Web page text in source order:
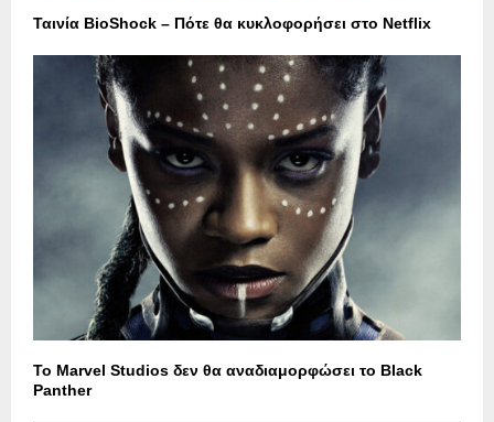
Ταινία BioShock – Πότε θα κυκλοφορήσει στο Netflix
Το Marvel Studios δεν θα αναδιαμορφώσει το Black
Panther